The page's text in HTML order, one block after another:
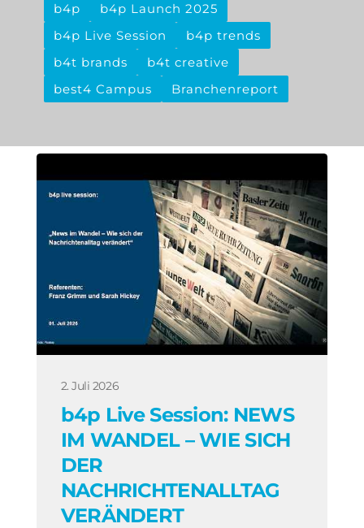
b4p
b4p Launch 2025
b4p Live Session
b4p trends
b4t brands
b4t creative
best4 Campus
Branchenreport
2. Juli 2026
b4p Live Session: NEWS
IM WANDEL – WIE SICH
DER
NACHRICHTENALLTAG
VERÄNDERT